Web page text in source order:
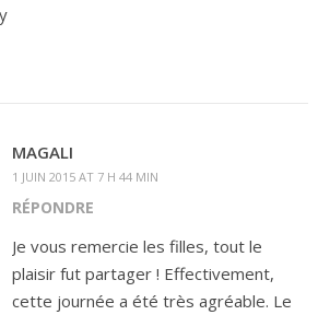
MAGALI
1 JUIN 2015 AT 7 H 44 MIN
RÉPONDRE
Je vous remercie les filles, tout le
plaisir fut partager ! Effectivement,
cette journée a été très agréable. Le